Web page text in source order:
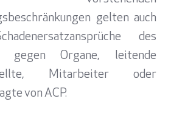
gelten auch
des
gegen Organe, leitende
Mitarbeiter oder
von ACP.